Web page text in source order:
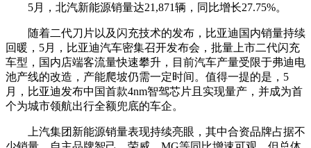
5月，北汽新能源销量达21,871辆，同比增长27.75%。
随着二代刀片以及闪充技术的发布，比亚迪国内销量持续
回暖，5月，比亚迪汽车密集召开发布会，批量上市二代闪充
车型，国内店端客流量快速攀升，目前汽车产量受限于弗迪电
池产线的改造，产能爬坡仍需一定时间。值得一提的是，5
月，比亚迪发布中国首款4nm智驾芯片且实现量产，并成为首
个为城市领航出行全额兜底的车企。
上汽集团新能源销量表现持续亮眼，其中合资品牌占据不